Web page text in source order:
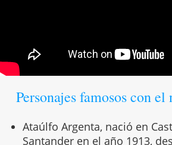
Personajes famosos con
Ataúlfo Argenta, nació en
Santander en el año 1913,